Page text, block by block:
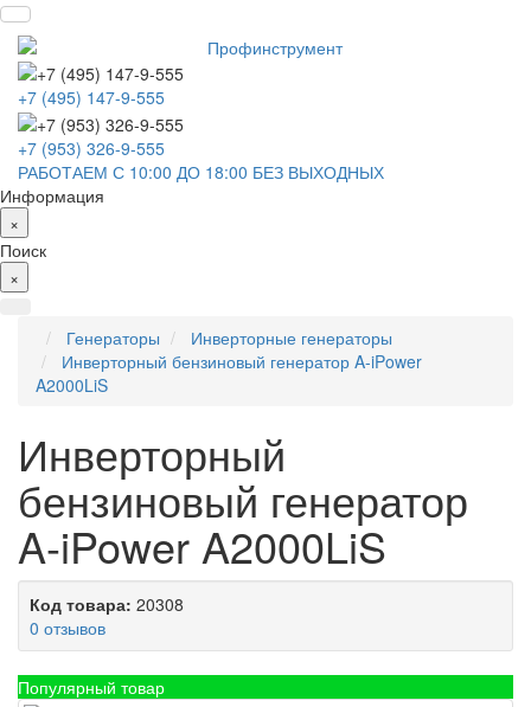
+7 (495) 147-9-555
+7 (953) 326-9-555
РАБОТАЕМ С 10:00 ДО 18:00 БЕЗ ВЫХОДНЫХ
Информация
×
Поиск
×
Генераторы
Инверторные генераторы
Инверторный бензиновый генератор A-iPower
A2000LiS
Инверторный
бензиновый генератор
A-iPower A2000LiS
Код товара: 20308
0 отзывов
Популярный товар